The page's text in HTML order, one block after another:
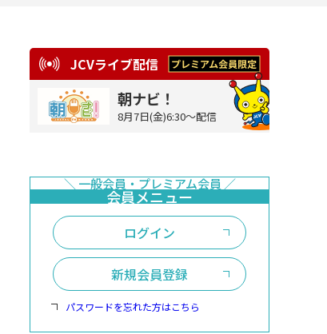
JCVライブ配信
朝ナビ！
8月7日(金)6:30～配信
ログイン
新規会員登録
パスワードを忘れた方はこちら